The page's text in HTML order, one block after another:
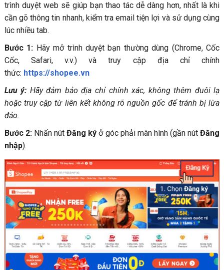
trình duyệt web sẽ giúp bạn thao tác dễ dàng hơn, nhất là khi
cần gõ thông tin nhanh, kiểm tra email tiện lợi và sử dụng cùng
lúc nhiều tab.
Bước 1: Hãy mở trình duyệt bạn thường dùng (Chrome, Cốc
Cốc, Safari, v.v.) và truy cập địa chỉ chính
thức: https://shopee.vn
Lưu ý: Hãy đảm bảo địa chỉ chính xác, không thêm đuôi lạ
hoặc truy cập từ liên kết không rõ nguồn gốc để tránh bị lừa
đảo.
Bước 2: Nhấn nút Đăng ký ở góc phải màn hình (gần nútĐăng
nhập).